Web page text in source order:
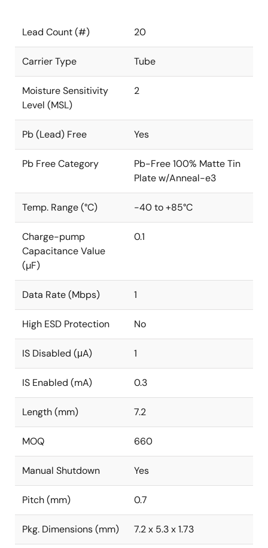
Lead Count (#) 20
Carrier Type Tube
Moisture Sensitivity
Level (MSL)
2
Pb (Lead) Free Yes
Pb Free Category
Pb-Free 100% Matte Tin
Plate w/Anneal-e3
Temp. Range (°C) -40 to +85°C
Charge-pump
Capacitance Value
(µF)
0.1
Data Rate (Mbps) 1
High ESD Protection No
IS Disabled (μA) 1
IS Enabled (mA) 0.3
Length (mm) 7.2
MOQ 660
Manual Shutdown Yes
Pitch (mm) 0.7
Pkg. Dimensions (mm) 7.2 x 5.3 x 1.73